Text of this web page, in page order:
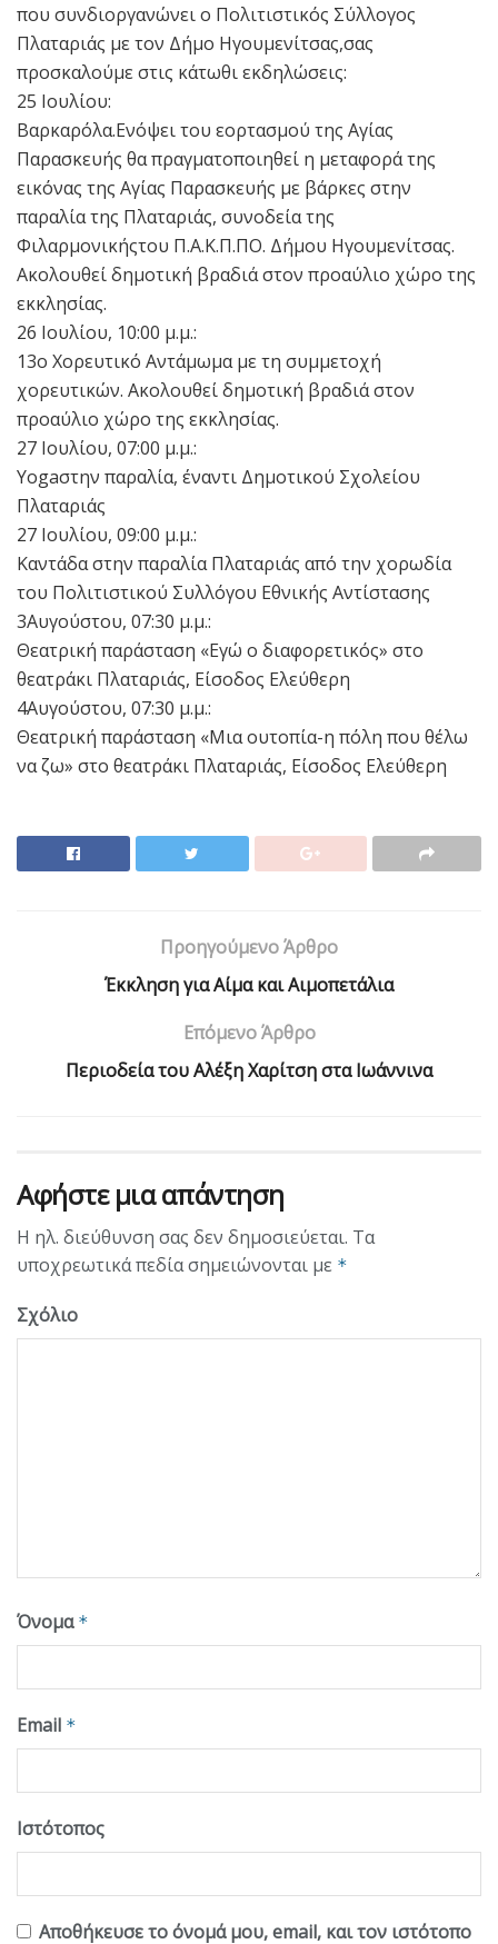
που συνδιοργανώνει ο Πολιτιστικός Σύλλογος
Πλαταριάς με τον Δήμο Ηγουμενίτσας,σας
προσκαλούμε στις κάτωθι εκδηλώσεις:
25 Ιουλίου:
Βαρκαρόλα.Ενόψει του εορτασμού της Αγίας
Παρασκευής θα πραγματοποιηθεί η μεταφορά της
εικόνας της Αγίας Παρασκευής με βάρκες στην
παραλία της Πλαταριάς, συνοδεία της
Φιλαρμονικήςτου Π.Α.Κ.Π.ΠΟ. Δήμου Ηγουμενίτσας.
Ακολουθεί δημοτική βραδιά στον προαύλιο χώρο της
εκκλησίας.
26 Ιουλίου, 10:00 μ.μ.:
13ο Χορευτικό Αντάμωμα με τη συμμετοχή
χορευτικών. Ακολουθεί δημοτική βραδιά στον
προαύλιο χώρο της εκκλησίας.
27 Ιουλίου, 07:00 μ.μ.:
Yogaστην παραλία, έναντι Δημοτικού Σχολείου
Πλαταριάς
27 Ιουλίου, 09:00 μ.μ.:
Καντάδα στην παραλία Πλαταριάς από την χορωδία
του Πολιτιστικού Συλλόγου Εθνικής Αντίστασης
3Αυγούστου, 07:30 μ.μ.:
Θεατρική παράσταση «Εγώ ο διαφορετικός» στο
θεατράκι Πλαταριάς, Είσοδος Ελεύθερη
4Αυγούστου, 07:30 μ.μ.:
Θεατρική παράσταση «Μια ουτοπία-η πόλη που θέλω
να ζω» στο θεατράκι Πλαταριάς, Είσοδος Ελεύθερη
Προηγούμενο Άρθρο
Έκκληση για Αίμα και Αιμοπετάλια
Επόμενο Άρθρο
Περιοδεία του Αλέξη Χαρίτση στα Ιωάννινα
Αφήστε μια απάντηση
Η ηλ. διεύθυνση σας δεν δημοσιεύεται. Τα
υποχρεωτικά πεδία σημειώνονται με *
Σχόλιο
Όνομα *
Email *
Ιστότοπος
Αποθήκευσε το όνομά μου, email, και τον ιστότοπο